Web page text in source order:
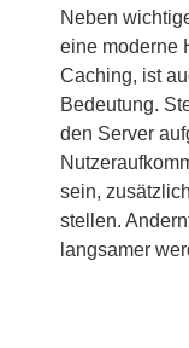
Neben
eine moderne
Caching, ist
Bedeutung.
den Server
sein,
stellen.
langsamer